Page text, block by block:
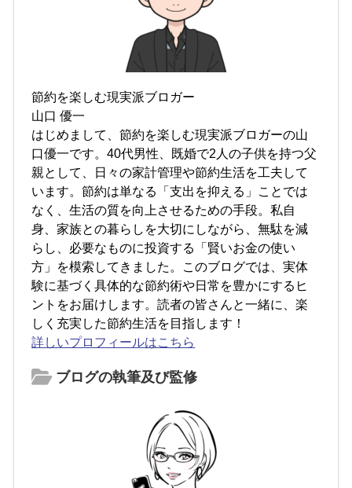
節約を楽しむ現実派ブロガー
山口 優一
はじめまして、節約を楽しむ現実派ブロガーの山
口優一です。40代男性、既婚で2人の子供を持つ父
親として、日々の家計管理や節約生活を工夫して
います。節約は単なる「支出を抑える」ことでは
なく、生活の質を向上させるための手段。私自
身、家族との暮らしを大切にしながら、無駄を減
らし、必要なものに投資する「賢いお金の使い
方」を模索してきました。このブログでは、実体
験に基づく具体的な節約術や日常を豊かにするヒ
ントをお届けします。読者の皆さんと一緒に、楽
しく充実した節約生活を目指します！
詳しいプロフィールはこちら
ブログの執筆及び監修